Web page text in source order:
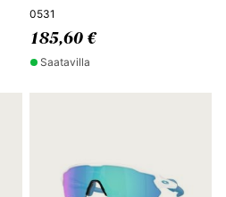
0531
185,60 €
Saatavilla